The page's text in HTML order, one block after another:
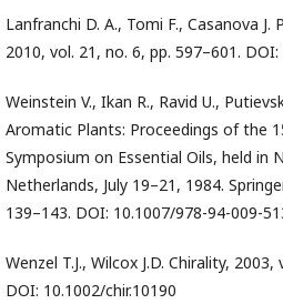
Lanfranchi D. A., Tomi F., Casanova J.
2010, vol. 21, no. 6, pp. 597–601.
Weinstein V., Ikan R., Ravid U.,
Aromatic Plants: Proceedings of the
Symposium on Essential Oils, held in
Netherlands, July 19–21, 1984.
139–143. DOI: 10.1007/978-94-009-
Wenzel T.J., Wilcox J.D. Chirality,
DOI: 10.1002/chir.10190